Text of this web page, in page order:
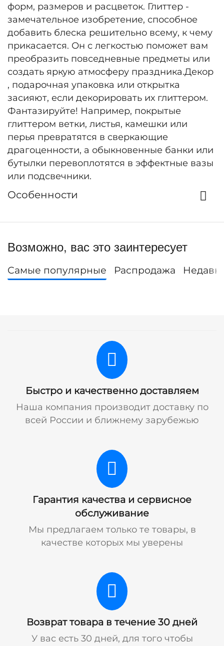
форм, размеров и расцветок. Глиттер -
замечательное изобретение, способное
добавить блеска решительно всему, к чему
прикасается. Он с легкостью поможет вам
преобразить повседневные предметы или
создать яркую атмосферу праздника.Декор
, подарочная упаковка или открытка
засияют, если декорировать их глиттером.
Фантазируйте! Например, покрытые
глиттером ветки, листья, камешки или
перья превратятся в сверкающие
драгоценности, а обыкновенные банки или
бутылки перевоплотятся в эффектные вазы
или подсвечники.
Особенности
Возможно, вас это заинтересует
Самые популярные Распродажа
Быстро и качественно доставляем
Наша компания производит доставку по
всей России и ближнему зарубежью
Гарантия качества и сервисное
обслуживание
Мы предлагаем только те товары, в
качестве которых мы уверены
Возврат товара в течение 30 дней
У вас есть 30 дней, для того чтобы